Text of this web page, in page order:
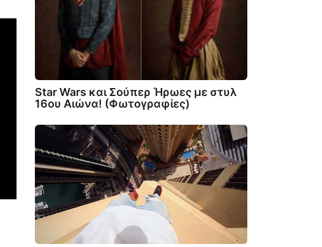
Star Wars και Σούπερ Ήρωες με στυλ
16ου Αιώνα! (Φωτογραφίες)